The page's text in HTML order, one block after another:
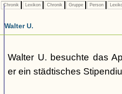
Chronik Lexikon Chronik Gruppe Person
Walter U.
Walter U. besuchte das
er ein städtisches